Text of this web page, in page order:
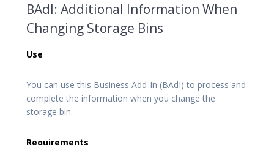
BAdI: Additional Information When
Changing Storage Bins
Use
You can use this Business Add-In (BAdI) to process and
complete the information when you change the
storage bin.
Requirements